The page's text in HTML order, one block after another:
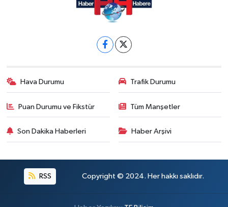
Hava Durumu Trafik Durumu
Puan Durumu ve Fikstür Tüm Manşetler
Son Dakika Haberleri Haber Arşivi
RSS Copyright © 2024. Her hakkı saklıdır.